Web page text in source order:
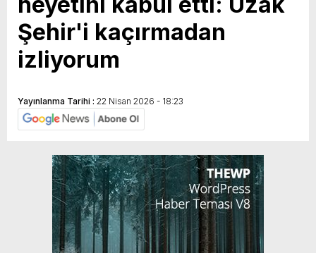
Şehir'i kaçırmadan
izliyorum
Yayınlanma Tarihi : 22 Nisan 2026 - 18:23